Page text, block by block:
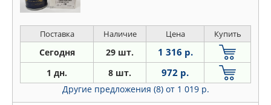
Поставка Наличие Цена Купить
Сегодня 29 шт. 1 316 р.
1 дн. 8 шт. 972 р.
Другие предложения (8) от 1 019 р.